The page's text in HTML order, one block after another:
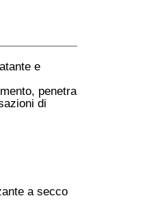
e
penetra
di
a secco